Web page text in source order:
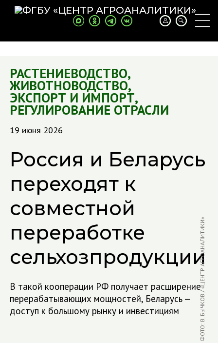
РАСТЕНИЕВОДСТВО,
ЖИВОТНОВОДСТВО,
ЭКСПОРТ И ИМПОРТ,
РЕГУЛИРОВАНИЕ ОТРАСЛИ
19 июня 2026
Россия и Беларусь
переходят к
совместной
переработке
сельхозпродукции
В такой кооперации РФ получает расширение
перерабатывающих мощностей, Беларусь —
доступ к большому рынку и инвестициям
ФОТО: В. БЫЧКОВ / «ЦЕНТР АГРОАНАЛИТИКИ»